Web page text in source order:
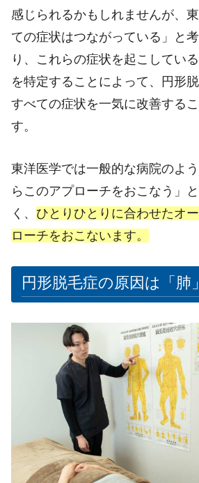
感じられるかもしれませんが、
ての症状はつながっている」と
り、これらの症状を起こしてい
を特定することによって、円形
すべての症状を一気に改善する
す。
東洋医学では一般的な病院のよ
らこのアプローチをおこなう」
く、 ひとりひとりに合わせたオ
ローチをおこないます。
円形脱毛症の原因は「肺